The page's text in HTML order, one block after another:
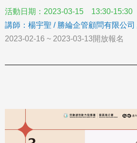
活動日期：2023-03-15 13:30-15:30
講師：楊宇聖 / 勝綸企管顧問有限公司
2023-02-16 ~ 2023-03-13開放報名